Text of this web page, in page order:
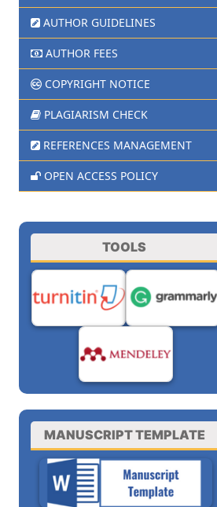
AUTHOR GUIDELINES
AUTHOR FEES
COPYRIGHT NOTICE
PLAGIARISM CHECK
REFERENCES MANAGEMENT
OPEN ACCESS POLICY
TOOLS
MANUSCRIPT TEMPLATE